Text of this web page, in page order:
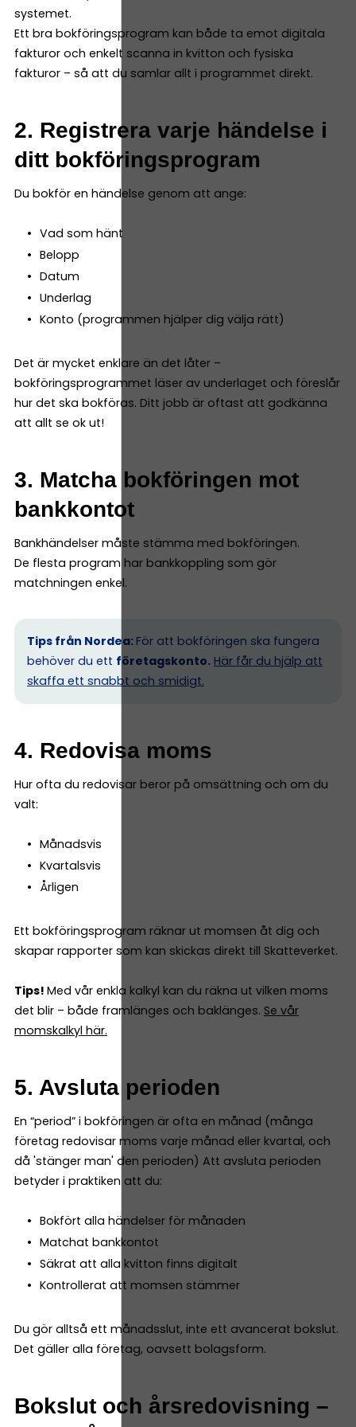
systemet.
Ett bra bokföringsprogram kan både ta emot digitala
fakturor och enkelt scanna in kvitton och fysiska
fakturor – så att du samlar allt i programmet direkt.
2. Registrera varje händelse i
ditt bokföringsprogram
Du bokför en händelse genom att ange:
Vad som hänt
Belopp
Datum
Underlag
Konto (programmen hjälper dig välja rätt)
Det är mycket enklare än det låter –
bokföringsprogrammet läser av underlaget och föreslår
hur det ska bokföras. Ditt jobb är oftast att godkänna
att allt se ok ut!
3. Matcha bokföringen mot
bankkontot
Bankhändelser måste stämma med bokföringen.
De flesta program har bankkoppling som gör
matchningen enkel.
Tips från Nordea: För att bokföringen ska fungera
behöver du ett företagskonto. Här får du hjälp att
skaffa ett snabbt och smidigt.
4. Redovisa moms
Hur ofta du redovisar beror på omsättning och om du
valt:
Månadsvis
Kvartalsvis
Årligen
Ett bokföringsprogram räknar ut momsen åt dig och
skapar rapporter som kan skickas direkt till Skatteverket.
Tips! Med vår enkla kalkyl kan du räkna ut vilken moms
det blir – både framlänges och baklänges. Se vår
momskalkyl här.
5. Avsluta perioden
En “period” i bokföringen är ofta en månad (många
företag redovisar moms varje månad eller kvartal, och
då 'stänger man' den perioden) Att avsluta perioden
betyder i praktiken att du:
Bokfört alla händelser för månaden
Matchat bankkontot
Säkrat att alla kvitton finns digitalt
Kontrollerat att momsen stämmer
Du gör alltså ett månadsslut, inte ett avancerat bokslut.
Det gäller alla företag, oavsett bolagsform.
Bokslut och årsredovisning –